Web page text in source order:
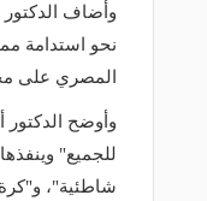
وأضاف
نحو استدامة
المصري على
وأوضح
للجميع"
شاطئية"،
دليلك لمتابعة
والكونفدرالية